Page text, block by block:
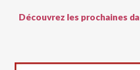
Découvrez les prochaines